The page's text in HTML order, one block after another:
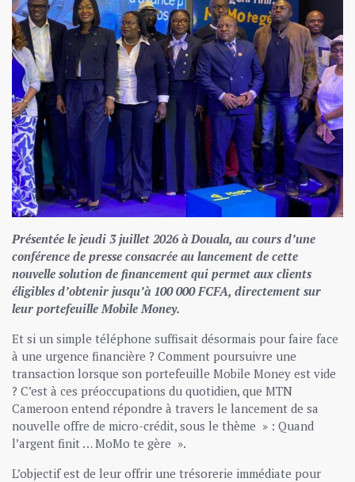
Présentée le jeudi 3 juillet 2026 à Douala, au cours d’une
conférence de presse consacrée au lancement de cette
nouvelle solution de financement qui permet aux clients
éligibles d’obtenir jusqu’à 100 000 FCFA, directement sur
leur portefeuille Mobile Money.
Et si un simple téléphone suffisait désormais pour faire face
à une urgence financière ? Comment poursuivre une
transaction lorsque son portefeuille Mobile Money est vide
? C’est à ces préoccupations du quotidien, que MTN
Cameroon entend répondre à travers le lancement de sa
nouvelle offre de micro-crédit, sous le thème » : Quand
l’argent finit … MoMo te gère ».
L’objectif est de leur offrir une trésorerie immédiate pour